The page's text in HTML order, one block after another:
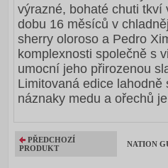
výrazné, bohaté chuti
dobu 16 měsíců v
sherry oloroso a Pedro
komplexnosti společně s
umocní jeho přirozenou
Limitovaná edice
náznaky medu a ořechů
PŘEDCHOZÍ
PRODUKT
NATION